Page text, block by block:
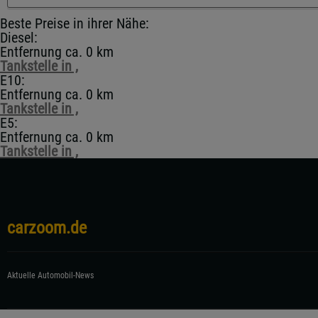
Beste Preise in ihrer Nähe:
Diesel:
Entfernung ca. 0 km
Tankstelle in ,
E10:
Entfernung ca. 0 km
Tankstelle in ,
E5:
Entfernung ca. 0 km
Tankstelle in ,
carzoom.de
Aktuelle Automobil-News